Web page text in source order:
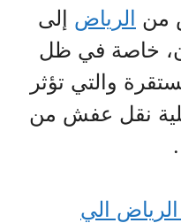
من الرياض إلى
خاصة في ظل
والتي تؤثر
نقل عفش من
الي